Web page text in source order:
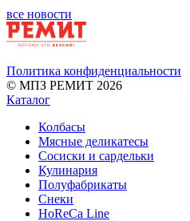
все новости
Политика конфиденциальности
© МПЗ РЕМИТ 2026
Каталог
Колбасы
Мясные деликатесы
Сосиски и сардельки
Кулинария
Полуфабрикаты
Снеки
HoReCa Line